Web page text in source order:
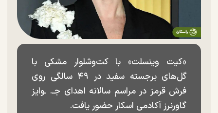
«کیت وینسلت» با کت‌وشلوار مشکی با
گل‌های برجسته سفید در ۴۹ سالگی روی
فرش قرمز در مراسم سالانه اهدای جـ. ـوایز
گاورنرز آکادمی اسکار حضور یافت.